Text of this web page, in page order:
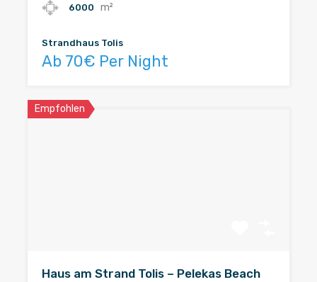
6000 m²
Strandhaus Tolis
Ab 70€ Per Night
Empfohlen
Haus am Strand Tolis – Pelekas Beach